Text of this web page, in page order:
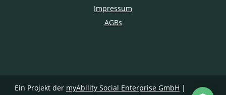
Impressum
AGBs
Ein Projekt der myAbility Social Enterprise GmbH |